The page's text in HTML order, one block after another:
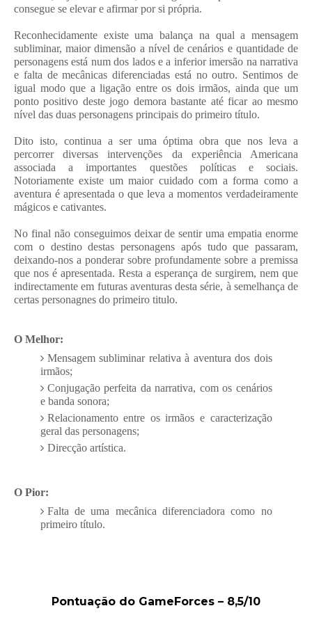
consegue se elevar e afirmar por si própria.
Reconhecidamente existe uma balança na qual a mensagem
subliminar, maior dimensão a nível de cenários e quantidade de
personagens está num dos lados e a inferior imersão na narrativa
e falta de mecânicas diferenciadas está no outro. Sentimos de
igual modo que a ligação entre os dois irmãos, ainda que um
ponto positivo deste jogo demora bastante até ficar ao mesmo
nível das duas personagens principais do primeiro título.
Dito isto, continua a ser uma óptima obra que nos leva a
percorrer diversas intervenções da experiência Americana
associada a importantes questões políticas e sociais.
Notoriamente existe um maior cuidado com a forma como a
aventura é apresentada o que leva a momentos verdadeiramente
mágicos e cativantes.
No final não conseguimos deixar de sentir uma empatia enorme
com o destino destas personagens após tudo que passaram,
deixando-nos a ponderar sobre profundamente sobre a premissa
que nos é apresentada. Resta a esperança de surgirem, nem que
indirectamente em futuras aventuras desta série, à semelhança de
certas personagnes do primeiro titulo.
O Melhor:
Mensagem subliminar relativa à aventura dos dois
irmãos;
Conjugação perfeita da narrativa, com os cenários
e banda sonora;
Relacionamento entre os irmãos e caracterização
geral das personagens;
Direcção artística.
O Pior:
Falta de uma mecânica diferenciadora como no
primeiro título.
Pontuação do GameForces – 8,5/10